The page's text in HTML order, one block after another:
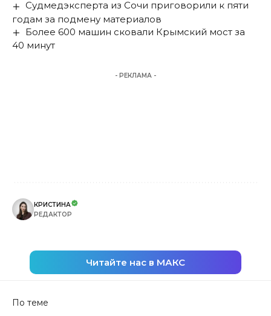
Судмедэксперта из Сочи приговорили к пяти
годам за подмену материалов
Более 600 машин сковали Крымский мост за
40 минут
- РЕКЛАМА -
КРИСТИНА
РЕДАКТОР
Читайте нас в МАКС
По теме